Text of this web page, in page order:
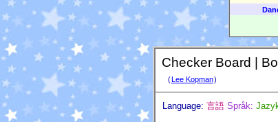
Checker Board |
( Lee Kopman)
Language: 言語 Språk: